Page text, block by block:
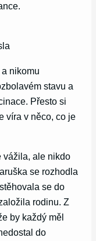
nikomu
stavu a
Přesto si
víra v něco, co je
vážila, ale nikdo
se rozhodla
se do
rodinu. Z
by každý měl
do